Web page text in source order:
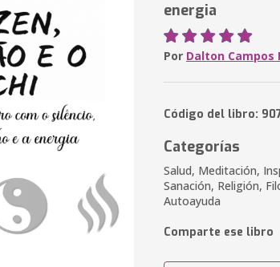
energia
Por Dalton Campos
Código del libro:
Categorías
Salud, Meditación,
Sanación, Religión,
Autoayuda
Comparte ese libro